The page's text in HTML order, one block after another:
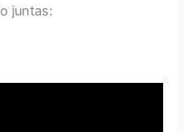
juntas: